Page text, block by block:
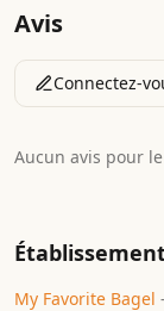
Avis
Connectez-
Aucun avis pour
My Favorite Bagel